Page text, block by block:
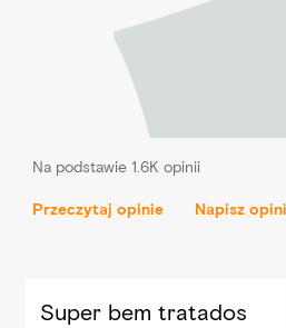
Na podstawie 1.6K opinii
Przeczytaj opinie Napisz
Super bem tratados